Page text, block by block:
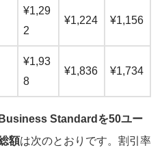
¥1,29
2
¥1,224 ¥1,156
¥1,93
8
¥1,836 ¥1,734
Business Standardを50ユー
額は次のとおりです。割引率